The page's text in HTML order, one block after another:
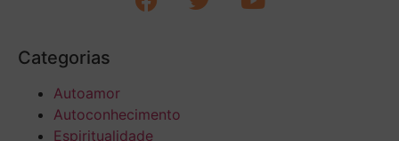
Categorias
Autoamor
Autoconhecimento
Espiritualidade